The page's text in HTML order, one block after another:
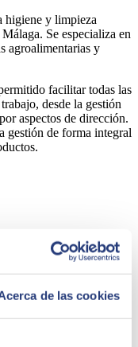
de las cookies
higiene y limpieza
Se especializa en
agroalimentarias y
facilitar todas las
desde la gestión
aspectos de dirección.
gestión de forma integral